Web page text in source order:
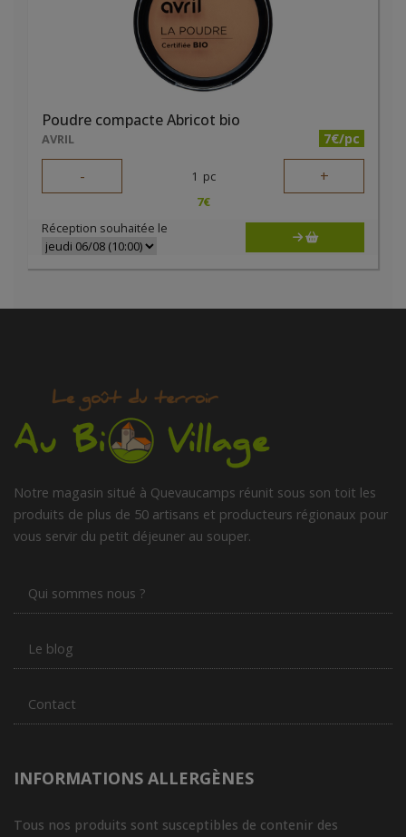
Poudre compacte Abricot bio
AVRIL 7€/pc
- 1 pc +
7€
Réception souhaitée le
Notre magasin situé à Quevaucamps réunit sous son toit les
produits de plus de 50 artisans et producteurs régionaux pour
vous servir du petit déjeuner au souper.
Qui sommes nous ?
Le blog
Contact
INFORMATIONS ALLERGÈNES
Tous nos produits sont susceptibles de contenir des